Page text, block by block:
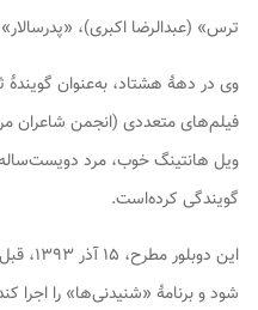
ترس» (عبدالرضا اکبری)،
وی در دههٔ هشتاد، به‌عنوان گویندهٔ
فیلم‌های متعددی (انجمن شاعران
ویل هانتینگ خوب، مرد
گویندگی کرده‌است.
این
شود و برنامهٔ «شنیدنی‌ها» را اجرا